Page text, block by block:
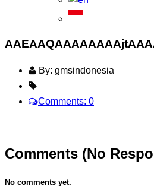
By: gmsindonesia
Comments: 0
Comments (No
No comments yet.